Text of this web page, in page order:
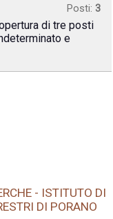
Posti: 3
di tre posti
e
- ISTITUTO DI
DI PORANO